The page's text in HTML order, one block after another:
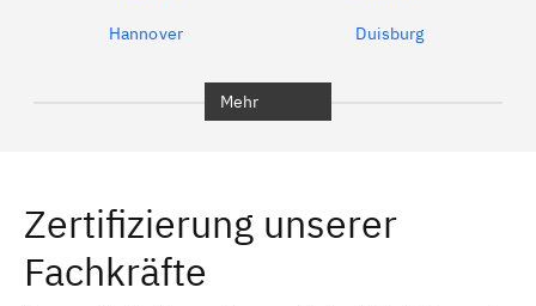
Hannover Duisburg
Erlangen Bamberg
Bayreuth
Mehr
Zertifizierung unserer
Fachkräfte